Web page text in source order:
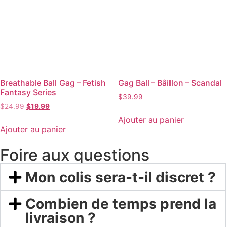
Breathable Ball Gag – Fetish
Fantasy Series
$24.99 $19.99
Ajouter au panier
Gag Ball – Bâillon – Scandal
$39.99
Ajouter au panier
Foire aux questions
Mon colis sera-t-il discret ?
Combien de temps prend la
livraison ?